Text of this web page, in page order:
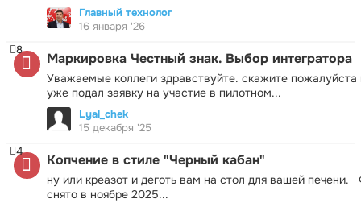
Главный технолог
16 января '26
Маркировка Честный знак. Выбор интегратора
Уважаемые коллеги здравствуйте. скажите пожалуйста
уже подал заявку на участие в пилотном...
8
Lyal_chek
15 декабря '25
Копчение в стиле "Черный кабан"
ну или креазот и деготь вам на стол для вашей печени.
снято в ноябре 2025...
4